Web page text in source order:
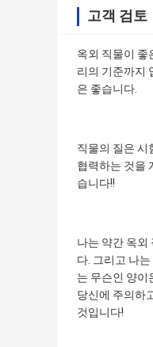
고객 검토
옥외 직물이 좋
리의 기준까지
은 좋습니다.
직물의 질은 시
협력하는 것을
습니다!!
나는 약간 옥외
다. 그리고 나
는 무슨인 양이
당신에 주의하
것입니다!